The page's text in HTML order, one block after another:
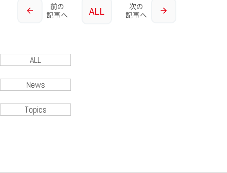
前の
記事へ
ALL
次の
記事へ
ALL
News
Topics